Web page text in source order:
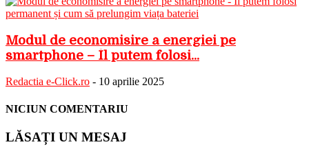
Modul de economisire a energiei pe
smartphone – Îl putem folosi...
Redactia e-Click.ro - 10 aprilie 2025
NICIUN COMENTARIU
LĂSAȚI UN MESAJ